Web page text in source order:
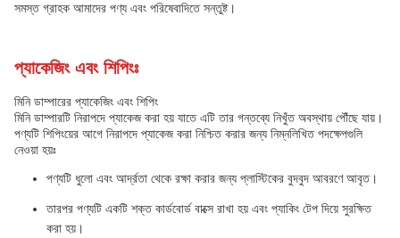
সমস্ত গ্রাহক আমাদের পণ্য এবং পরিষেবাদিতে সন্তুষ্ট।
প্যাকেজিং এবং শিপিংঃ
মিনি ডাম্পারের প্যাকেজিং এবং শিপিং
মিনি ডাম্পারটি নিরাপদে প্যাকেজ করা হয় যাতে এটি তার গন্তব্যে নিখুঁত অবস্থায় পৌঁছে যায়।
পণ্যটি শিপিংয়ের আগে নিরাপদে প্যাকেজ করা নিশ্চিত করার জন্য নিম্নলিখিত পদক্ষেপগুলি
নেওয়া হয়ঃ
পণ্যটি ধুলো এবং আর্দ্রতা থেকে রক্ষা করার জন্য প্লাস্টিকের বুদবুদ আবরণে আবৃত।
তারপর পণ্যটি একটি শক্ত কার্ডবোর্ড বাক্সে রাখা হয় এবং প্যাকিং টেপ দিয়ে সুরক্ষিত
করা হয়।